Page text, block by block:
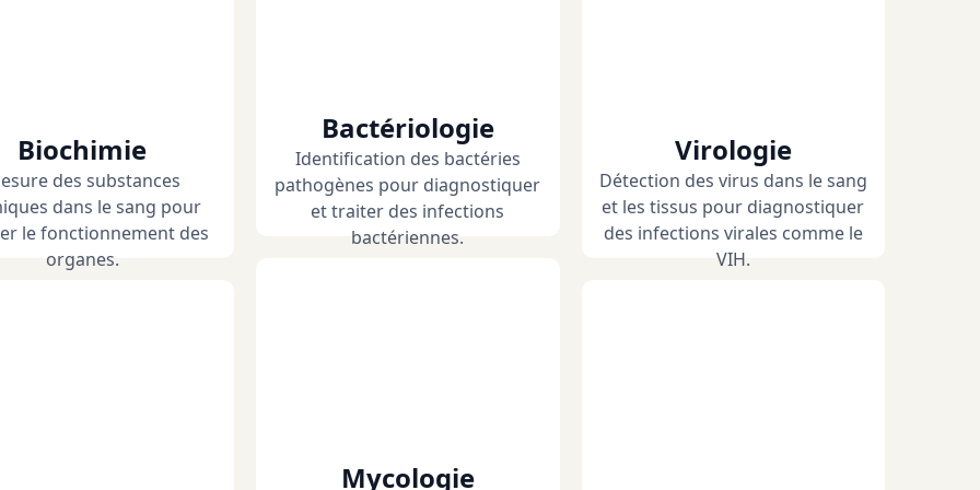
Biochimie
des substances
dans le sang pour
le fonctionnement des
organes.
Bactériologie
Identification des bactéries
pathogènes pour diagnostiquer
et traiter des infections
bactériennes.
Virologie
Détection des virus dans le sang
et les tissus pour diagnostiquer
des infections virales comme le
VIH.
Mycologie